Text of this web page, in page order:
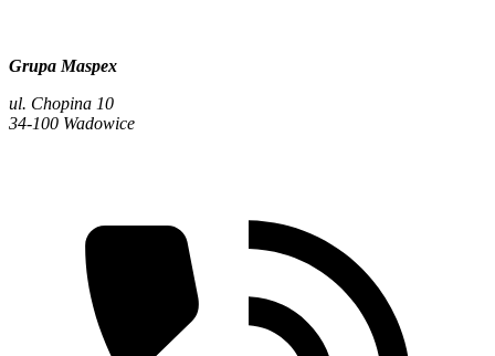
Grupa Maspex
ul. Chopina 10
34-100 Wadowice